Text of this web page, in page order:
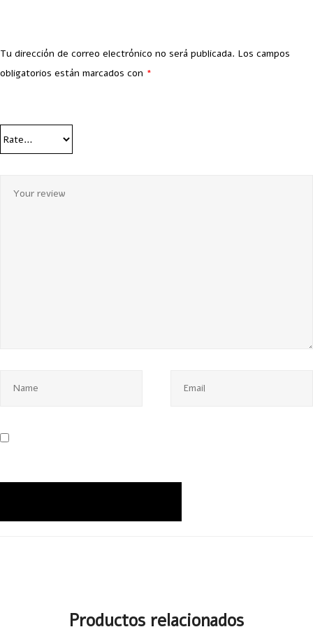
Tu dirección de correo electrónico no será publicada. Los campos
obligatorios están marcados con *
Productos relacionados